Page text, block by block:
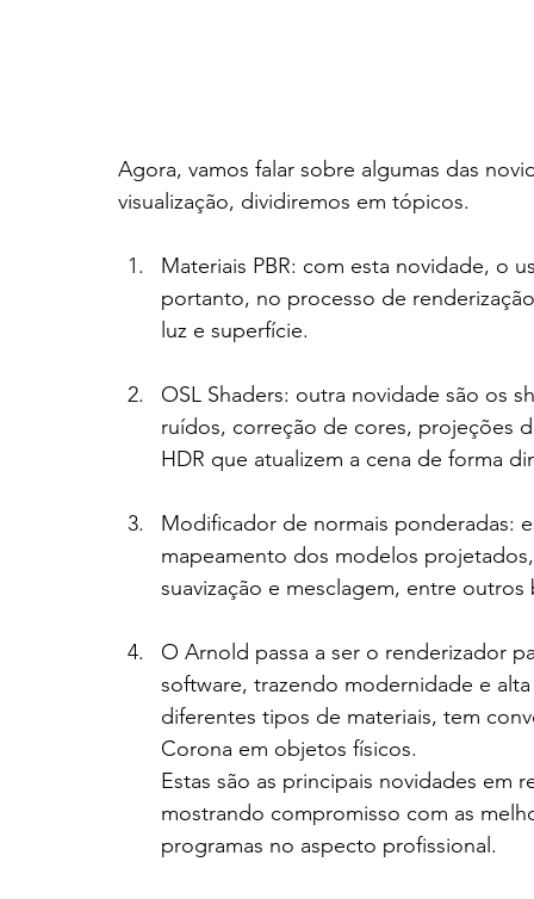
Agora, vamos falar sobre algumas das
visualização, dividiremos em tópicos.
Materiais PBR: com esta novidade, o
portanto, no processo de
luz e superfície.
OSL Shaders: outra novidade são os
ruídos, correção de cores, projeções
HDR que atualizem a cena de forma
Modificador de normais ponderadas:
mapeamento dos modelos
suavização e mesclagem, entre
O Arnold passa a ser o renderizador
software, trazendo modernidade e
diferentes tipos de materiais, tem
Corona em objetos físicos.
Estas são as principais novidades
mostrando compromisso com as
programas no aspecto profissional.